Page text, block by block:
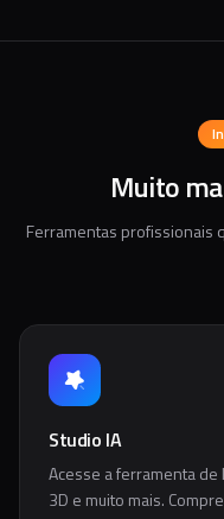
Muito
Ferramentas profissionais
Studio IA
Acesse a ferramenta de
3D e muito mais.